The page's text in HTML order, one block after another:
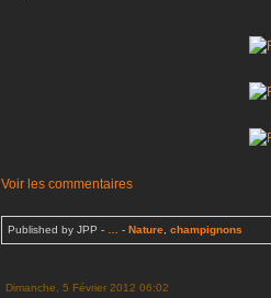
Voir les commentaires
Published by JPP - - Nature champignons
Dimanche, 5 Février 2012 06:02